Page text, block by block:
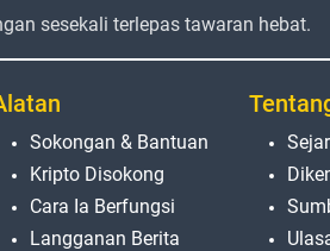
sesekali terlepas tawaran hebat.
Sokongan & Bantuan
Kripto Disokong
Cara Ia Berfungsi
Langganan Berita